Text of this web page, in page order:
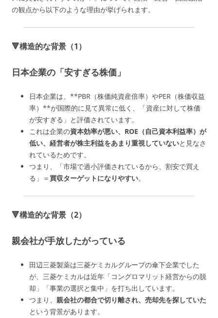
の観点から以下のような理由が挙げられます。
🔻構造的な背景（1）
日本企業の「安すぎる株価」
日本企業は、**PBR（株価純資産倍率）やPER（株価収益
率）**が国際的に見て異常に低く、「資産に対して株価
が安すぎる」と評価されています。
これは企業の資本効率が悪い、ROE（自己資本利益率）が
低い、経営者が株主利益をあまり重視していないと見なさ
れているためです。
つまり、「市場で過小評価されているから、割安で買え
る」＝ 買収ターゲットになりやすい。
🔻構造的な背景（2）
親会社が手放したがっている
田辺三菱製薬は三菱ケミカルグループの傘下企業でした
が、三菱ケミカルは近年「コングロマリット経営からの脱
却」「事業の選択と集中」を打ち出しています。
つまり、 親会社の都合で切り離され、売却先を探していた
という背景があります。